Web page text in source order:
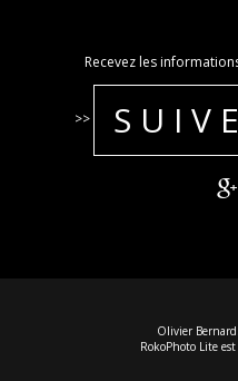
Recevez les
>>
Olivier
RokoPhoto Liteest